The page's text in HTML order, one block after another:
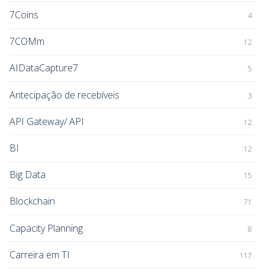
7Coins 4
7COMm 12
AIDataCapture7 5
Antecipação de recebíveis 3
API Gateway/ API 12
BI 12
Big Data 15
Blockchain 71
Capacity Planning 8
Carreira em TI 117